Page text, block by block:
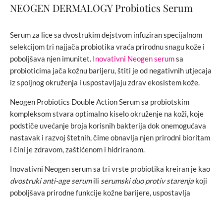
NEOGEN DERMALOGY Probiotics Serum
Serum za lice sa dvostrukim dejstvom infuziran specijalnom
selekcijom tri najjača probiotika vraća prirodnu snagu kože i
poboljšava njen imunitet. Inovativni Neogen serumsa
probioticima jača kožnu barijeru, štiti je od negativnih utjecaja
iz spoljnog okruženja i uspostavljaju zdrav ekosistem kože.
Neogen Probiotics Double Action Serum sa probiotskim
kompleksom stvara optimalno kiselo okruženje na koži, koje
podstiče uvećanje broja korisnih bakterija dok onemogućava
nastavak i razvoj štetnih, čime obnavlja njen prirodni bioritam
i čini je zdravom, zaštićenom i hidriranom.
Inovativni Neogen serum sa tri vrste probiotika kreiran je kao
dvostruki anti-age serumili serumski duo protiv starenja koji
poboljšava prirodne funkcije kožne barijere, uspostavlja